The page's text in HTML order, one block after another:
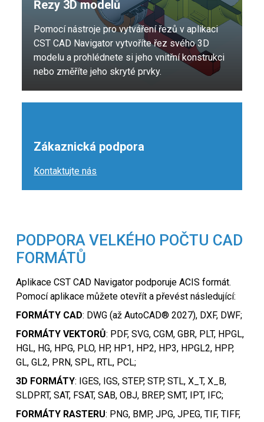
Řezy 3D modelů
Pomocí nástroje pro vytváření řezů v aplikaci
CST CAD Navigator vytvoříte řez svého 3D
modelu a prohlédnete si jeho vnitřní konstrukci
nebo změříte jeho skryté prvky.
Zákaznická podpora
Kontaktujte nás
PODPORA VELKÉHO POČTU CAD
FORMÁTŮ
Aplikace CST CAD Navigator podporuje ACIS formát.
Pomocí aplikace můžete otevřít a převést následující:
FORMÁTY CAD: DWG (až AutoCAD® 2027), DXF, DWF;
FORMÁTY VEKTORŮ: PDF, SVG, CGM, GBR, PLT, HPGL,
HGL, HG, HPG, PLO, HP, HP1, HP2, HP3, HPGL2, HPP,
GL, GL2, PRN, SPL, RTL, PCL;
3D FORMÁTY: IGES, IGS, STEP, STP, STL, X_T, X_B,
SLDPRT, SAT, FSAT, SAB, OBJ, BREP, SMT, IPT, IFC;
FORMÁTY RASTERU: PNG, BMP, JPG, JPEG, TIF, TIFF,